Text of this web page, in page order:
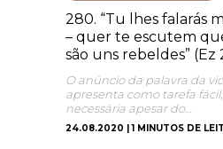
280. “Tu lhes falarás
– quer te escutem
são uns rebeldes” (Ez
O anúncio da palavra da
apresenta como tarefa
necessária apesar do…
24.08.2020 | 1 MINUTOS DE